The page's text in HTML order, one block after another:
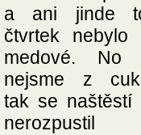
a ani jinde
čtvrtek nebylo
medové. No
nejsme z
tak se naštěstí
nerozpustil